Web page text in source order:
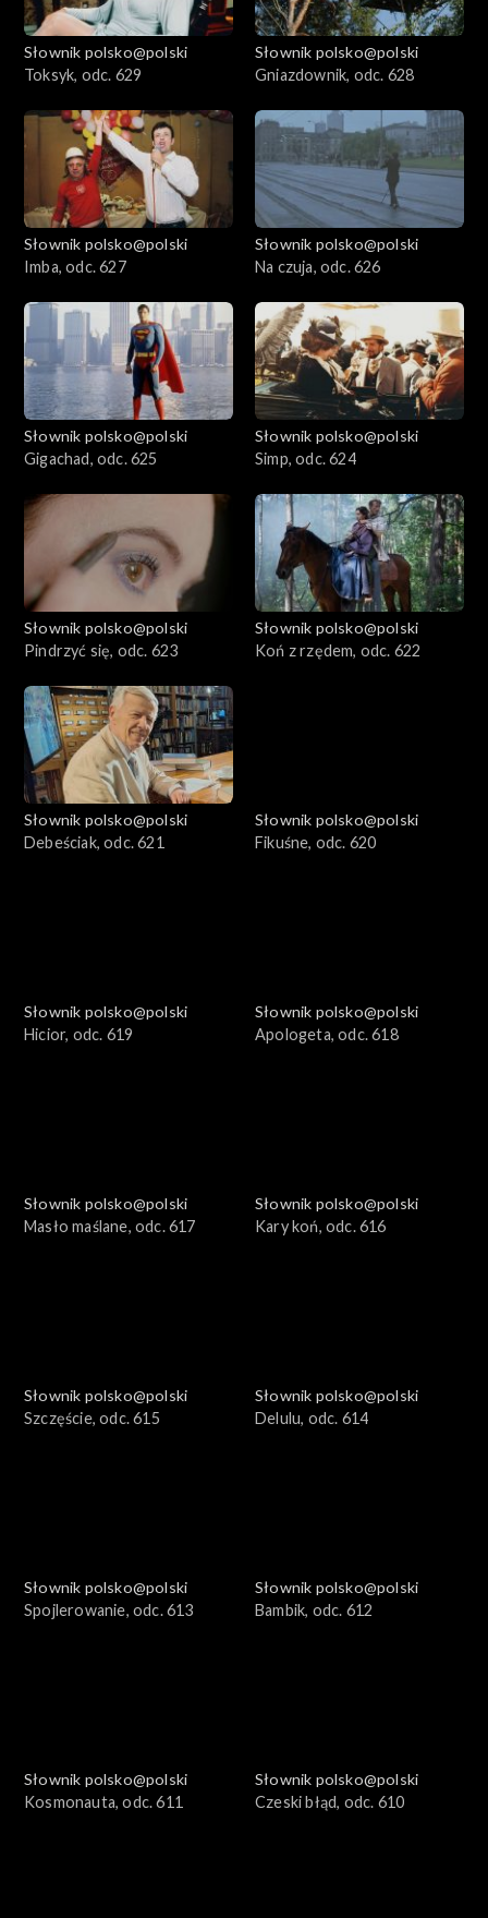
Słownik polsko@polski
Toksyk, odc. 629
Słownik polsko@polski
Gniazdownik, odc. 628
Słownik polsko@polski
Imba, odc. 627
Słownik polsko@polski
Na czuja, odc. 626
Słownik polsko@polski
Gigachad, odc. 625
Słownik polsko@polski
Simp, odc. 624
Słownik polsko@polski
Pindrzyć się, odc. 623
Słownik polsko@polski
Koń z rzędem, odc. 622
Słownik polsko@polski
Debeściak, odc. 621
Słownik polsko@polski
Fikuśne, odc. 620
Słownik polsko@polski
Hicior, odc. 619
Słownik polsko@polski
Apologeta, odc. 618
Słownik polsko@polski
Masło maślane, odc. 617
Słownik polsko@polski
Kary koń, odc. 616
Słownik polsko@polski
Szczęście, odc. 615
Słownik polsko@polski
Delulu, odc. 614
Słownik polsko@polski
Spojlerowanie, odc. 613
Słownik polsko@polski
Bambik, odc. 612
Słownik polsko@polski
Kosmonauta, odc. 611
Słownik polsko@polski
Czeski błąd, odc. 610